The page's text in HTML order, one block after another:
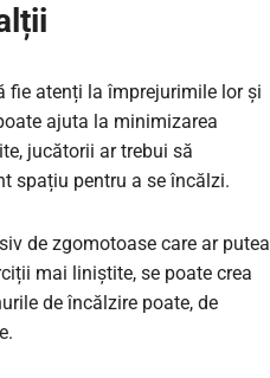
fie atenți la împrejurimile lor și
ajuta la minimizarea
jucătorii ar trebui să
spațiu pentru a se încălzi.
de zgomotoase care ar putea
mai liniștite, se poate crea
de încălzire poate, de